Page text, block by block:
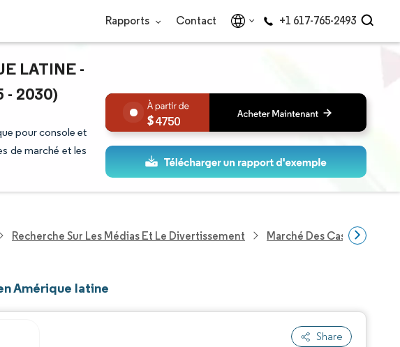
Rapports Contact +1 617-765-2493
LATINE -
- 2030)
pour console et
de marché et les
4750
Recherche Sur Les Médias Et Le Divertissement Marché Des Casques
Amérique latine
Share